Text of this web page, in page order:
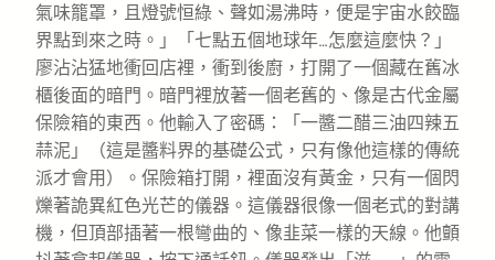
氣味籠罩，且燈號恒綠、聲如湯沸時，便是宇宙水餃臨
界點到來之時。」「七點五個地球年…怎麼這麼快？」
廖沾沾猛地衝回店裡，衝到後廚，打開了一個藏在舊冰
櫃後面的暗門。暗門裡放著一個老舊的、像是古代金屬
保險箱的東西。他輸入了密碼：「一醬二醋三油四辣五
蒜泥」（這是醬料界的基礎公式，只有像他這樣的傳統
派才會用）。保險箱打開，裡面沒有黃金，只有一個閃
爍著詭異紅色光芒的儀器。這儀器很像一個老式的對講
機，但頂部插著一根彎曲的、像韭菜一樣的天線。他顫